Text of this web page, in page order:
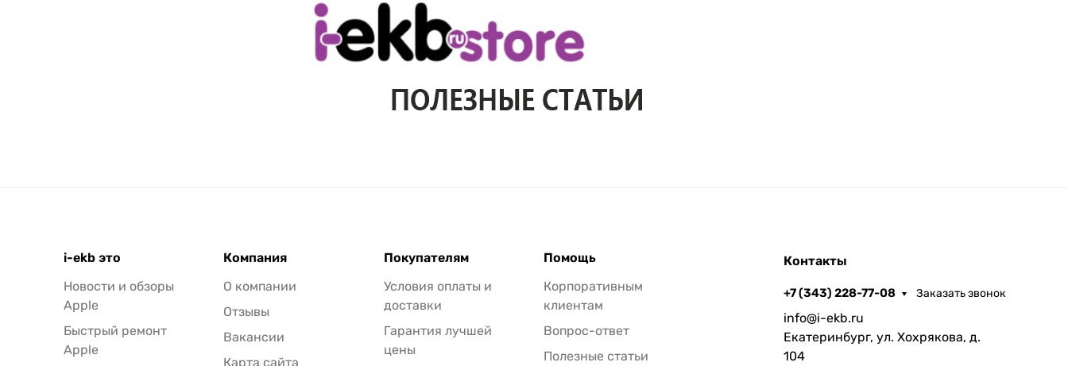
i-ekb это
Новости и обзоры
Apple
Быстрый ремонт
Apple
Компания
О компании
Отзывы
Вакансии
Карта сайта
Покупателям
Условия оплаты и
доставки
Гарантия лучшей
цены
Помощь
Корпоративным
клиентам
Вопрос-ответ
Полезные статьи
Контакты
+7 (343) 228-77-08 Заказать звонок
info@i-ekb.ru
Екатеринбург, ул. Хохрякова, д.
104